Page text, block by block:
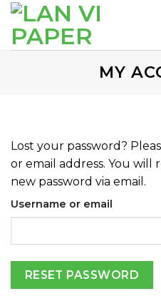
Skip
content
MY
Lost your password?
or email address. You will
new password via email.
Username or email
RESET PASSWORD